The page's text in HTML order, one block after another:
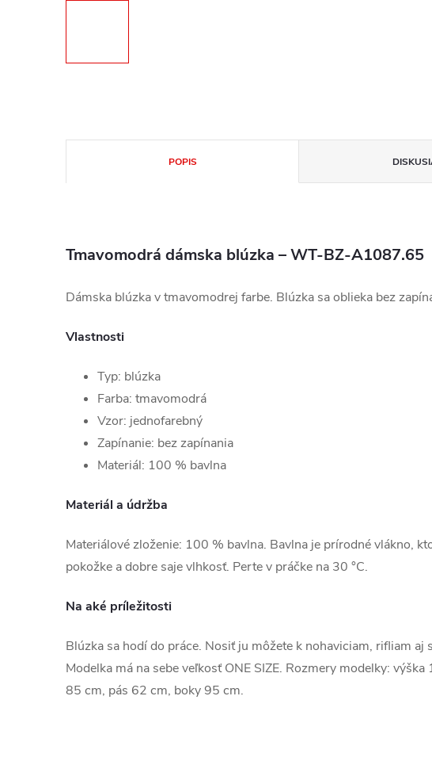
POPIS
Tmavomodrá dámska blúzka – WT-BZ-A1087.65
Dámska blúzka v tmavomodrej farbe. Blúzka sa oblieka bez
Vlastnosti
Typ: blúzka
Farba: tmavomodrá
Vzor: jednofarebný
Zapínanie: bez zapínania
Materiál: 100 % bavlna
Materiál a údržba
Materiálové zloženie: 100 % bavlna. Bavlna je prírodné vlákno,
pokožke a dobre saje vlhkosť. Perte v práčke na 30 °C.
Na aké príležitosti
Blúzka sa hodí do práce. Nosiť ju môžete k nohaviciam, rifliam aj
Modelka má na sebe veľkosť ONE SIZE. Rozmery modelky:
85 cm, pás 62 cm, boky 95 cm.